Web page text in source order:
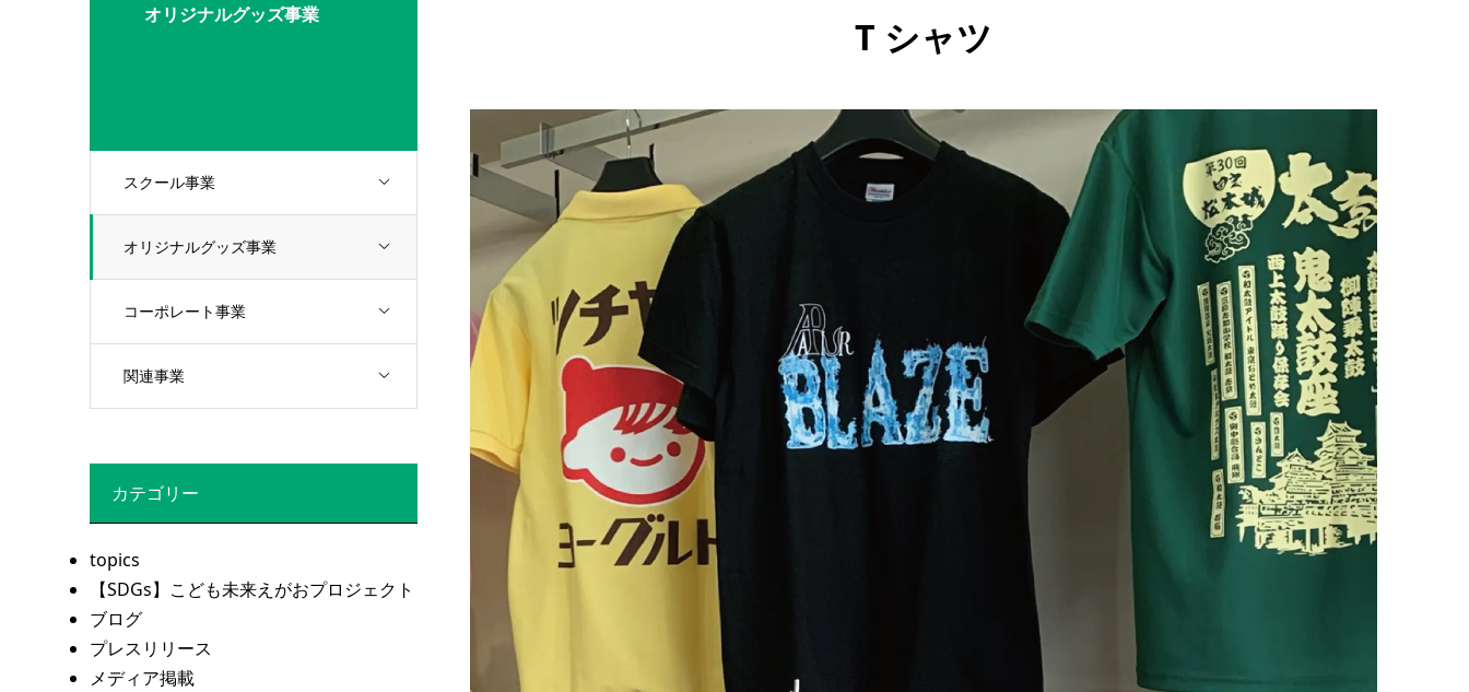
オリジナルグッズ事業
スクール事業
オリジナルグッズ事業
コーポレート事業
関連事業
T シャツ
カテゴリー
topics
【SDGs】こども未来えがおプロジェクト
ブログ
プレスリリース
メディア掲載